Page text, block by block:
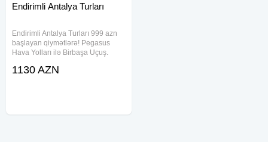
Endirimli Antalya Turları
Endirimli Antalya Turları 999 azn
başlayan qiymətlərə! Pegasus
Hava Yolları ilə Birbaşa Uçuş.
02.09.2026 Oteldə qonaqlama :
1130 AZN